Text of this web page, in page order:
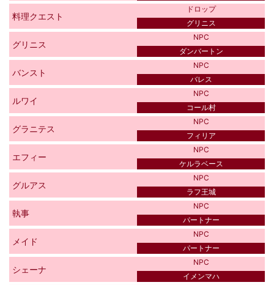
料理クエスト
ドロップ
グリニス
グリニス
NPC
ダンバートン
バンスト
NPC
バレス
ルワイ
NPC
コール村
グラニテス
NPC
フィリア
エフィー
NPC
ケルラベース
グルアス
NPC
ラフ王城
執事
NPC
パートナー
メイド
NPC
パートナー
シェーナ
NPC
イメンマハ